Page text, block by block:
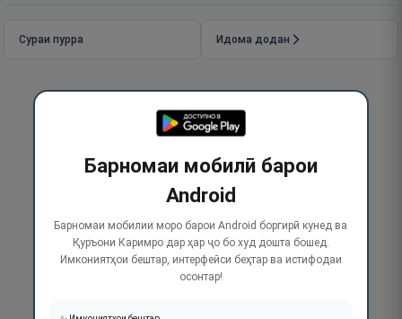
Сураи пурра Идома додан
Барномаи мобилӣ барои
Android
Барномаи мобилии моро барои Android боргирӣ кунед ва
Қуръони Каримро дар ҳар ҷо бо худ дошта бошед.
Имкониятҳои бештар, интерфейси беҳтар ва истифодаи
осонтар!